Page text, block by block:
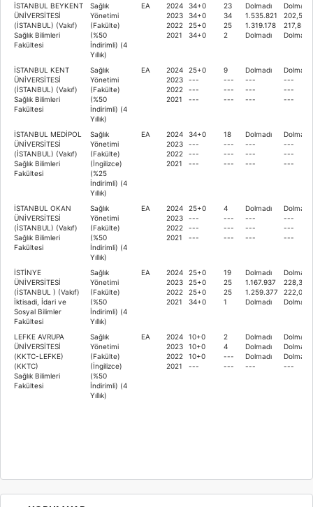
İSTANBUL BEYKENT
ÜNİVERSİTESİ
(İSTANBUL) (Vakıf)
Sağlık Bilimleri
Fakültesi
Sağlık
Yönetimi
(Fakülte)
(%50
İndirimli) (4
Yıllık)
EA
2024
2023
2022
2021
34+0
34+0
25+0
34+0
23
34
25
2
Dolmadı
1.535.821
1.319.178
Dolmadı
Dolmadı
Dolmadı
İSTANBUL KENT
ÜNİVERSİTESİ
(İSTANBUL) (Vakıf)
Sağlık Bilimleri
Fakültesi
Sağlık
Yönetimi
(Fakülte)
(%50
İndirimli) (4
Yıllık)
EA
2024
2023
2022
2021
25+0
---
---
---
9
---
---
---
Dolmadı
---
---
---
Dolmadı
---
---
---
İSTANBUL MEDİPOL
ÜNİVERSİTESİ
(İSTANBUL) (Vakıf)
Sağlık Bilimleri
Fakültesi
Sağlık
Yönetimi
(Fakülte)
(İngilizce)
(%25
İndirimli) (4
Yıllık)
EA
2024
2023
2022
2021
34+0
---
---
---
18
---
---
---
Dolmadı
---
---
---
Dolmadı
---
---
---
İSTANBUL OKAN
ÜNİVERSİTESİ
(İSTANBUL) (Vakıf)
Sağlık Bilimleri
Fakültesi
Sağlık
Yönetimi
(Fakülte)
(%50
İndirimli) (4
Yıllık)
EA
2024
2023
2022
2021
25+0
---
---
---
4
---
---
---
Dolmadı
---
---
---
Dolmadı
---
---
---
İSTİNYE
ÜNİVERSİTESİ
(İSTANBUL ) (Vakıf)
İktisadi, İdari ve
Sosyal Bilimler
Fakültesi
Sağlık
Yönetimi
(Fakülte)
(%50
İndirimli) (4
Yıllık)
EA
2024
2023
2022
2021
25+0
25+0
25+0
34+0
19
25
25
1
Dolmadı
1.167.937
1.259.377
Dolmadı
Dolmadı
Dolmadı
LEFKE AVRUPA
ÜNİVERSİTESİ
(KKTC-LEFKE)
(KKTC)
Sağlık Bilimleri
Fakültesi
Sağlık
Yönetimi
(Fakülte)
(İngilizce)
(%50
İndirimli) (4
Yıllık)
EA
2024
2023
2022
2021
10+0
10+0
10+0
---
2
4
---
---
Dolmadı
Dolmadı
Dolmadı
---
Dolmadı
Dolmadı
Dolmadı
---